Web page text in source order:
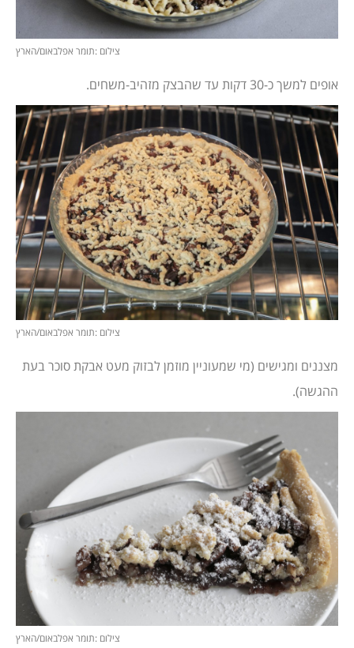
צילום :תומר אפלבאום/הארץ
אופים למשך כ-30 דקות עד שהבצק מזהיב-משחים.
צילום :תומר אפלבאום/הארץ
מצננים ומגישים (מי שמעוניין מוזמן לבזוק מעט אבקת סוכר בעת
ההגשה).
צילום :תומר אפלבאום/הארץ